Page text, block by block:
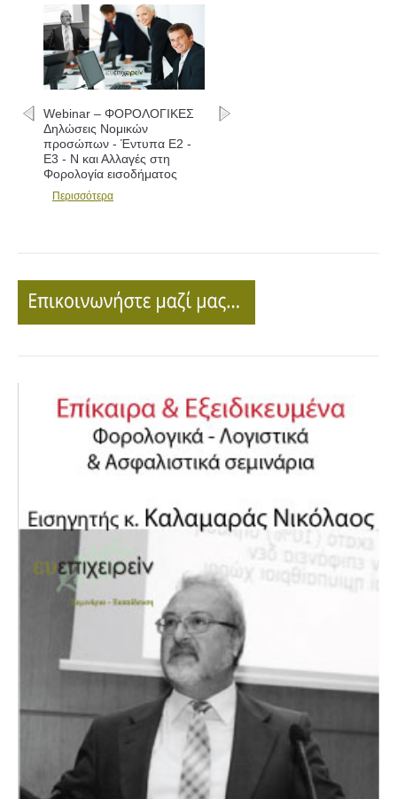
Webinar – ΦΟΡΟΛΟΓΙΚΕΣ
Δηλώσεις Νομικών
προσώπων - Έντυπα Ε2 -
Ε3 - Ν και Αλλαγές στη
Φορολογία εισοδήματος
Περισσότερα